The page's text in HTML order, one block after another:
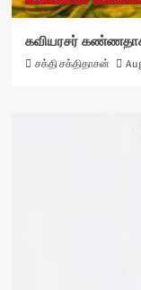
கவியரசர்
சக்தி சக்திதாசன்